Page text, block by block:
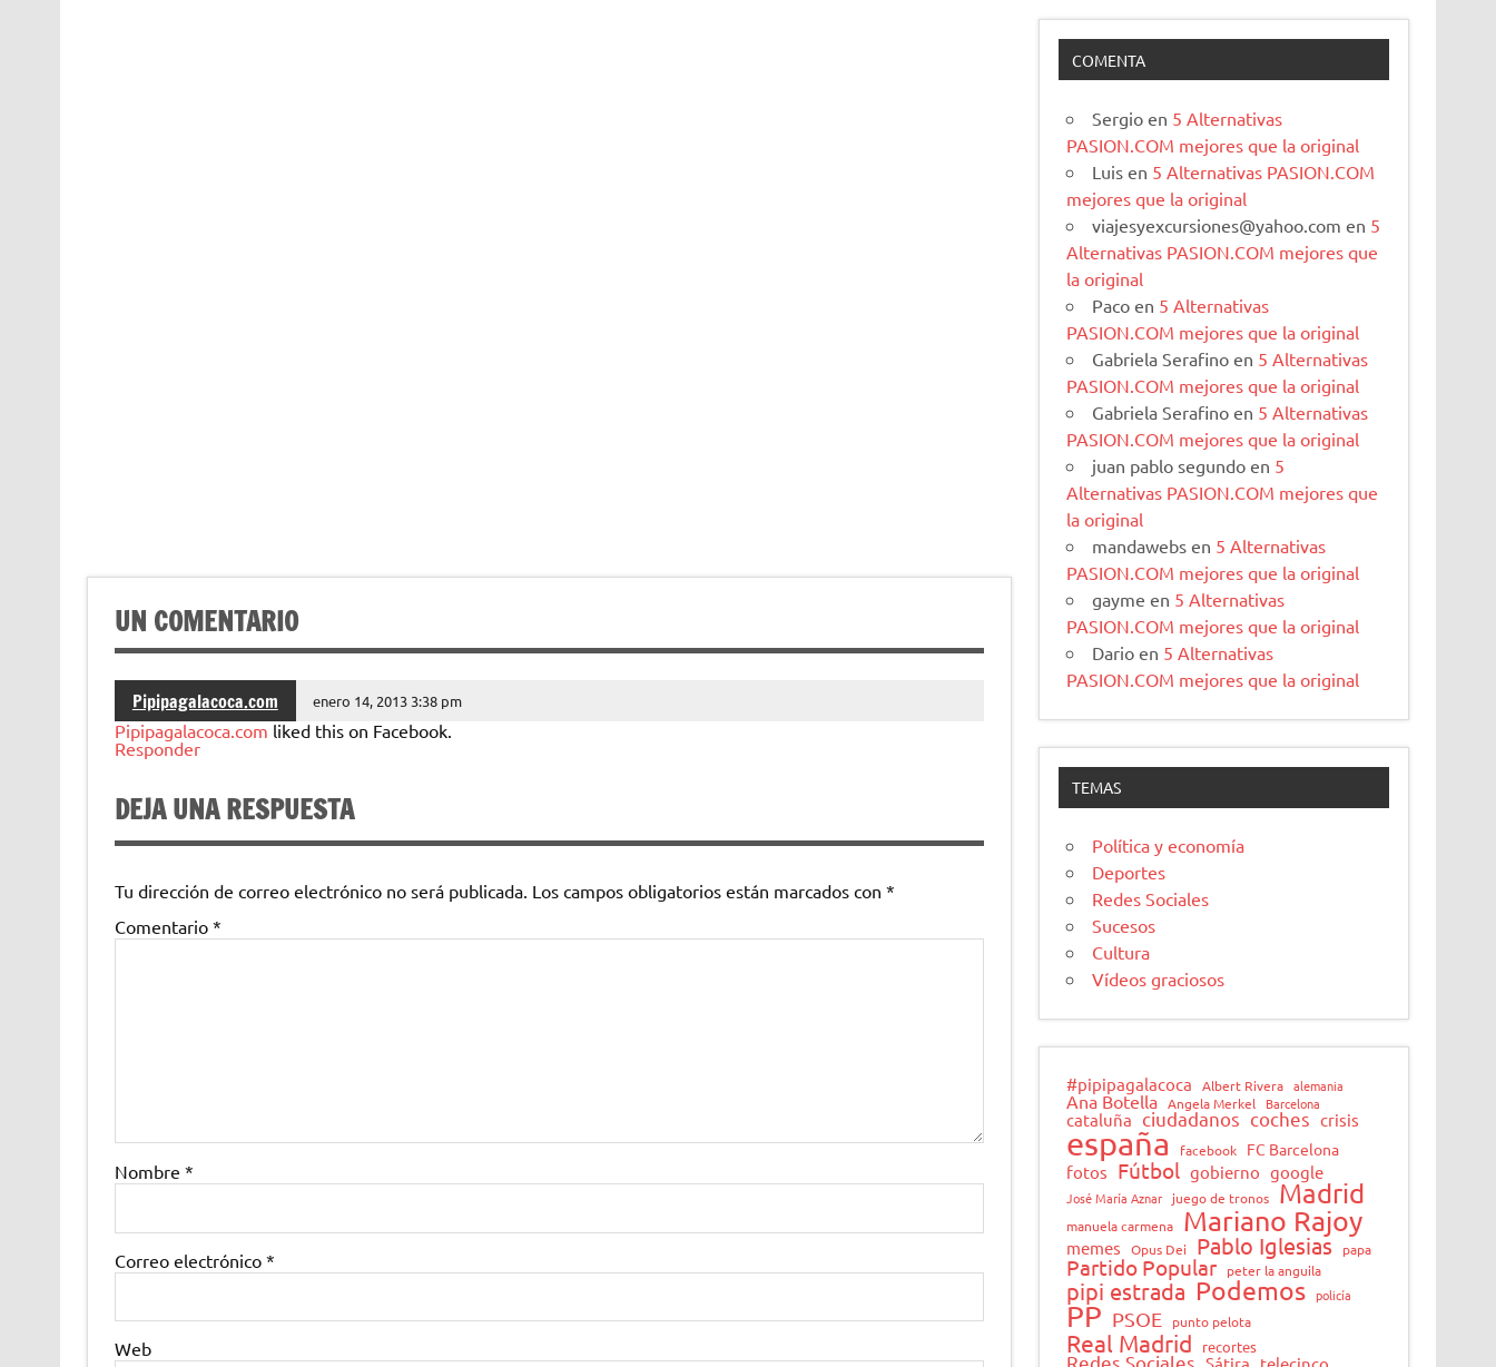
UN COMENTARIO
Pipipagalacoca.com enero 14, 2013 3:38 pm
Pipipagalacoca.com liked this on Facebook.
Responder
DEJA UNA RESPUESTA
Tu dirección de correo electrónico no será publicada. Los campos obligatorios están marcados con *
Comentario *
Nombre *
Correo electrónico *
Web
COMENTA
Sergio en 5 Alternativas
PASION.COM mejores que la original
Luis en 5 Alternativas PASION.COM
mejores que la original
viajesyexcursiones@yahoo.com en 5
Alternativas PASION.COM mejores que
la original
Paco en 5 Alternativas
PASION.COM mejores que la original
Gabriela Serafino en 5 Alternativas
PASION.COM mejores que la original
Gabriela Serafino en 5 Alternativas
PASION.COM mejores que la original
juan pablo segundo en 5
Alternativas PASION.COM mejores que
la original
mandawebs en 5 Alternativas
PASION.COM mejores que la original
gayme en 5 Alternativas
PASION.COM mejores que la original
Dario en 5 Alternativas
PASION.COM mejores que la original
TEMAS
Política y economía
Deportes
Redes Sociales
Sucesos
Cultura
Vídeos graciosos
#pipipagalacoca Albert Rivera alemania
Ana Botella Angela Merkel Barcelona
cataluña ciudadanos coches crisis
españa facebook FC Barcelona
fotos Fútbol gobierno google
José María Aznar juego de tronos Madrid
manuela carmena Mariano Rajoy
memes Opus Dei Pablo Iglesias papa
Partido Popular peter la anguila
pipi estrada Podemos policía
PP PSOE punto pelota
Real Madrid recortes